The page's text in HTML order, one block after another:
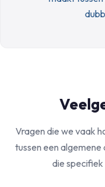
Vragen die we vaak
tussen een
die